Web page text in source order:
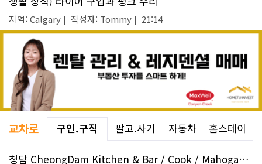
지역: Calgary | 작성자: Tommy | 21:14
교차로 구인.구직 팔고.사기 자동차 홈스테이
청담 CheongDam Kitchen & Bar / Cook / Mahogany SE